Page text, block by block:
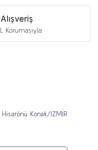
Korumasıyla
Hisarönü Konak/İZMİR